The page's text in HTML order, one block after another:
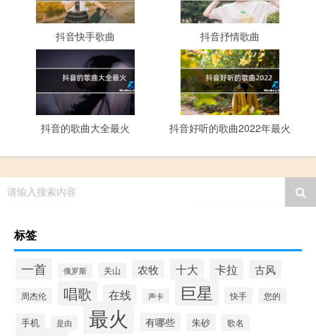
抖音快手歌曲 抖音抒情歌曲
抖音的歌曲大全最火 抖音好听的歌曲2022年最火
请输入搜索内容
标签
一首 俄罗斯 关山 农牧 十大 卡拉 古风
周杰伦 唱歌 在线 声卡 巨星 快手 您的
手机 是由 最火 有哪些 朱砂 歌名